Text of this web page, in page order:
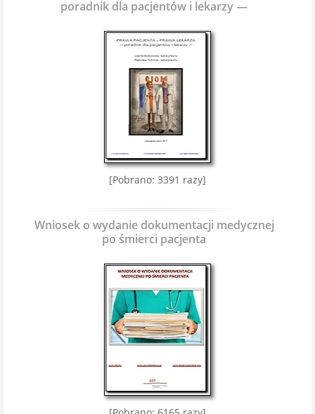
poradnik dla pacjentów i lekarzy —
[Pobrano: 3391 razy]
Wniosek o wydanie dokumentacji medycznej
po śmierci pacjenta